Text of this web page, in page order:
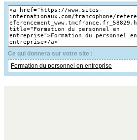
Ce qui donnera sur votre site :
Formation du personnel en entreprise